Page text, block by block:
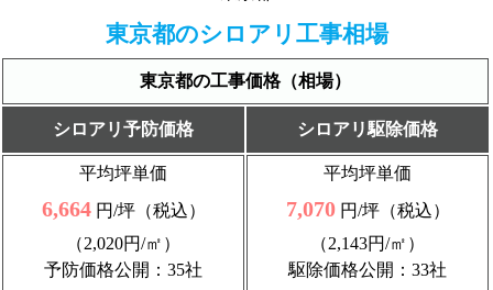
東京都のシロアリ工事相場
東京都の工事価格（相場）
シロアリ予防価格 シロアリ駆除価格
平均坪単価
6,664円/坪（税込）
（2,020円/㎡）
予防価格公開：35社
平均坪単価
7,070円/坪（税込）
（2,143円/㎡）
駆除価格公開：33社